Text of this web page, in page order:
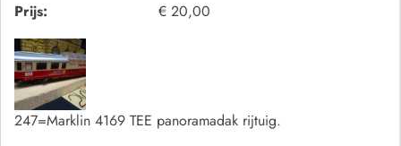
Prijs:
€ 20,00
247=Marklin 4169 TEE panoramadak rijtuig.